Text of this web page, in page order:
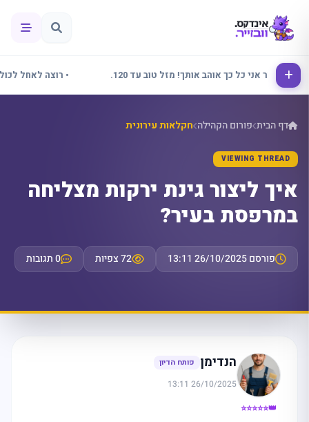
• אלינור אני כל כך אוהב אותך! מזל טוב עד 120. • רוצה לאחל לכולם
דף הבית פורום הקהילה חקלאות עירונית
VIEWING THREAD
איך ליצור גינת ירקות מצליחה
במרפסת בעיר?
פורסם 26/10/2025 13:11 72 צפיות 0 תגובות
👑⭐⭐⭐⭐⭐
הנדימן פותח הדיון
26/10/2025 13:11